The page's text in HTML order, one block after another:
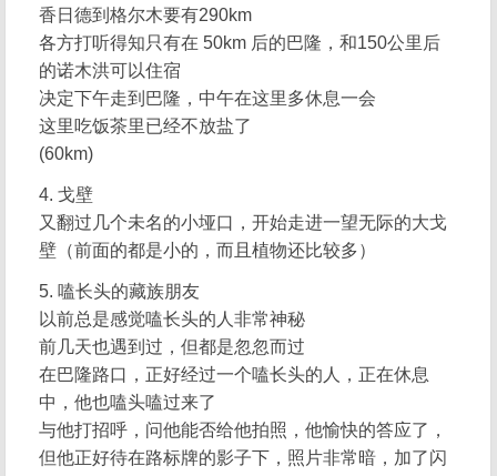
香日德到格尔木要有290km
各方打听得知只有在 50km 后的巴隆，和150公里后
的诺木洪可以住宿
决定下午走到巴隆，中午在这里多休息一会
这里吃饭茶里已经不放盐了
(60km)
4. 戈壁
又翻过几个未名的小垭口，开始走进一望无际的大戈
壁（前面的都是小的，而且植物还比较多）
5. 嗑长头的藏族朋友
以前总是感觉嗑长头的人非常神秘
前几天也遇到过，但都是忽忽而过
在巴隆路口，正好经过一个嗑长头的人，正在休息
中，他也嗑头嗑过来了
与他打招呼，问他能否给他拍照，他愉快的答应了，
但他正好待在路标牌的影子下，照片非常暗，加了闪